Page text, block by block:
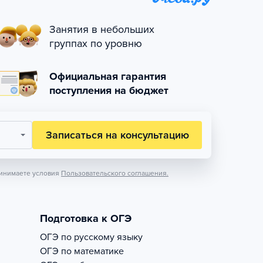
Занятия в небольших
группах по уровню
Официальная гарантия
поступления на бюджет
Записаться на консультацию
условия Пользовательского соглашения.
Подготовка к ОГЭ
ОГЭ по русскому языку
ОГЭ по математике